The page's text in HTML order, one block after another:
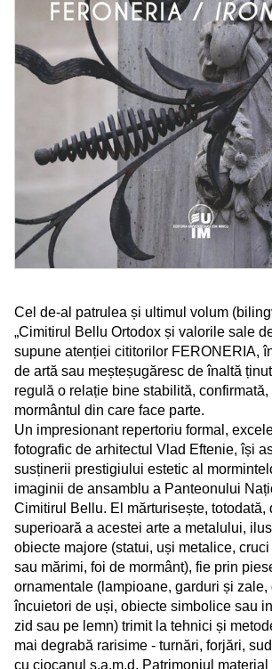
Cel de-al patrulea și ultimul volum
„Cimitirul Bellu Ortodox și valorile sale
supune atenției cititorilor FERONERIA,
de artă sau meșteșugăresc de înaltă
regulă o relație bine stabilită,
mormântul din care face parte.
Un impresionant repertoriu formal,
fotografic de arhitectul Vlad Eftenie, își
susținerii prestigiului estetic al
imaginii de ansamblu a Panteonului
Cimitirul Bellu. El mărturisește, totodată,
superioară a acestei arte a metalului,
obiecte majore (statui, uși metalice,
sau mărimi, foi de mormânt), fie prin
ornamentale (lampioane, garduri și zale,
încuietori de uși, obiecte simbolice sau
zid sau pe lemn) trimit la tehnici și
mai degrabă rarisime - turnări, forjări,
cu ciocanul ș.a.m.d. Patrimoniul